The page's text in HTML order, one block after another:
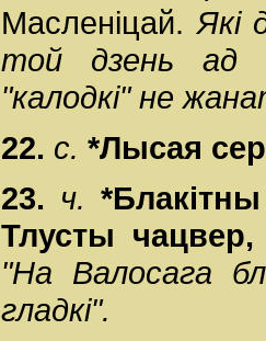
Масленіцай. Які
той дзень ад
"калодкі" не
22. с. *Лысая
23. ч.
Тлусты
"На Валосага
гладкі".